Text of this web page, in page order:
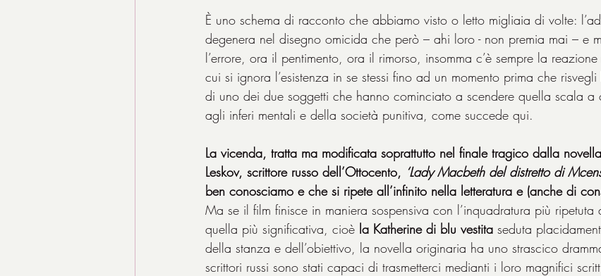
È uno schema di racconto che abbiamo visto o letto migliaia di volte:
degenera nel disegno omicida che però – ahi loro - non premia mai – e
l’errore, ora il pentimento, ora il rimorso, insomma c’è sempre la
cui si ignora l’esistenza in se stessi fino ad un momento prima che
di uno dei due soggetti che hanno cominciato a scendere quella scala
agli inferi mentali e della società punitiva, come succede qui.
La vicenda, tratta ma modificata soprattutto nel finale tragico dalla
Leskov, scrittore russo dell’Ottocento, ‘Lady Macbeth del distretto di
ben conosciamo e che si ripete all’infinito nella letteratura e (anche di
Ma se il film finisce in maniera sospensiva con l’inquadratura più
quella più significativa, cioè la Katherine di blu vestita seduta
della stanza e dell’obiettivo, la novella originaria ha uno strascico
scrittori russi sono stati capaci di trasmetterci medianti i loro magnifici